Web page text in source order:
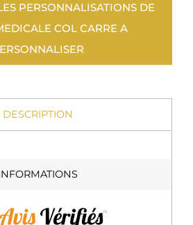
PERSONNALISATIONS DE
COL CARRE A
DESCRIPTION